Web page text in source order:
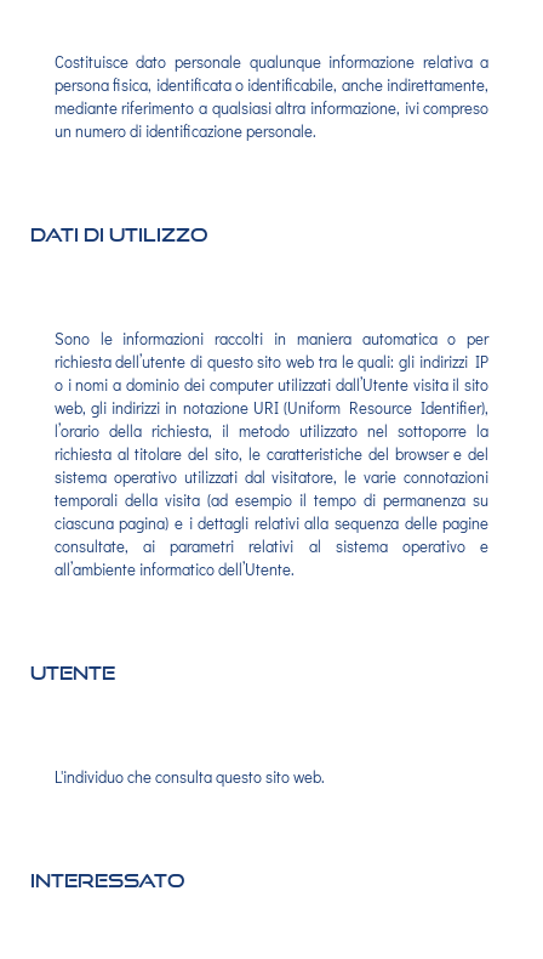
Costituisce dato personale qualunque informazione relativa a
persona fisica, identificata o identificabile, anche indirettamente,
mediante riferimento a qualsiasi altra informazione, ivi compreso
un numero di identificazione personale.
Dati di Utilizzo
Sono le informazioni raccolti in maniera automatica o per
richiesta dell’utente di questo sito web tra le quali: gli indirizzi IP
o i nomi a dominio dei computer utilizzati dall’Utente visita il sito
web, gli indirizzi in notazione URI (Uniform Resource Identifier),
l’orario della richiesta, il metodo utilizzato nel sottoporre la
richiesta al titolare del sito, le caratteristiche del browser e del
sistema operativo utilizzati dal visitatore, le varie connotazioni
temporali della visita (ad esempio il tempo di permanenza su
ciascuna pagina) e i dettagli relativi alla sequenza delle pagine
consultate, ai parametri relativi al sistema operativo e
all’ambiente informatico dell’Utente.
Utente
L'individuo che consulta questo sito web.
Interessato